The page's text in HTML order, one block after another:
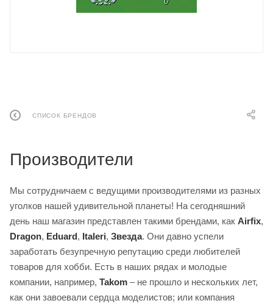
СПИСОК БРЕНДОВ
Производители
Мы сотрудничаем с ведущими производителями из разных
уголков нашей удивительной планеты! На сегодняшний
день наш магазин представлен такими брендами, как Airfix,
Dragon, Eduard, Italeri, Звезда. Они давно успели
заработать безупречную репутацию среди любителей
товаров для хобби. Есть в наших рядах и молодые
компании, например, Takom – не прошло и нескольких лет,
как они завоевали сердца моделистов; или компания